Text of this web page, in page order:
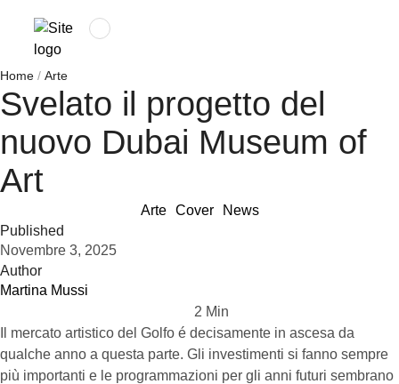
Home / Arte
Svelato il progetto del
nuovo Dubai Museum of
Art
Arte Cover
News
Published
Novembre 3, 2025
Author
Martina Mussi
2 Min
Il mercato artistico del Golfo é decisamente in ascesa da
qualche anno a questa parte. Gli investimenti si fanno sempre
più importanti e le programmazioni per gli anni futuri sembrano